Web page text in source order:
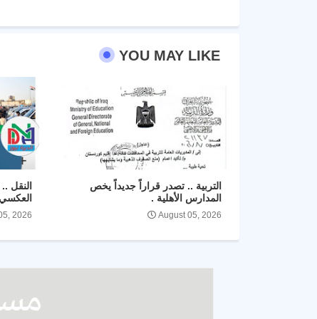
YOU MAY LIKE
التربية .. تصدر قراراً جديداً يخص
المدارس الأهلية .
August 05, 2026
النقل
2026